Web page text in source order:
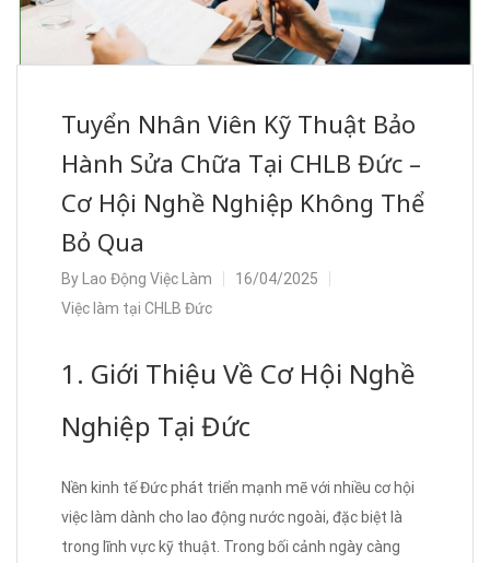
Tuyển Nhân Viên Kỹ Thuật Bảo
Hành Sửa Chữa Tại CHLB Đức –
Cơ Hội Nghề Nghiệp Không Thể
Bỏ Qua
By Lao Động Việc Làm
16/04/2025
Việc làm tại CHLB Đức
1. Giới Thiệu Về Cơ Hội Nghề
Nghiệp Tại Đức
Nền kinh tế Đức phát triển mạnh mẽ với nhiều cơ hội
việc làm dành cho lao động nước ngoài, đặc biệt là
trong lĩnh vực kỹ thuật. Trong bối cảnh ngày càng